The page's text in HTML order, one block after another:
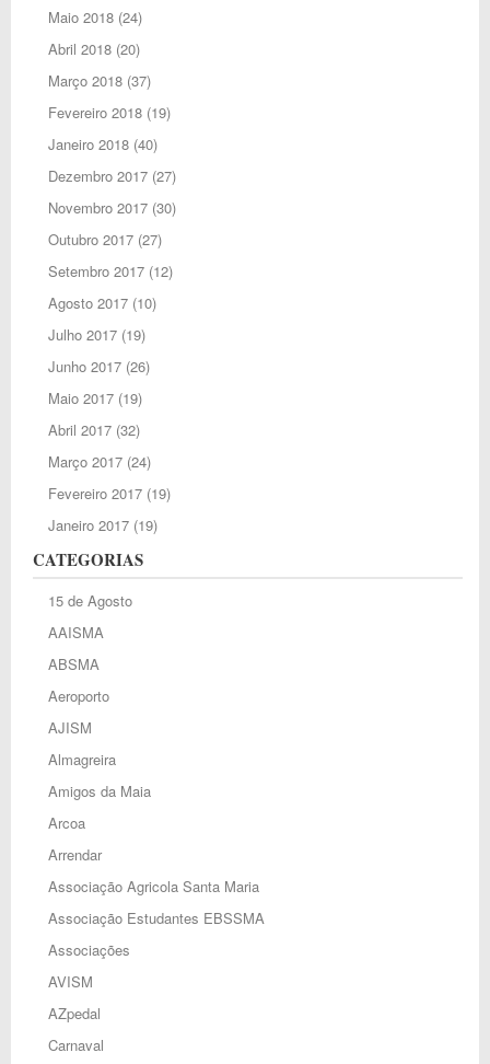
Maio 2018(24)
Abril 2018(20)
Março 2018(37)
Fevereiro 2018(19)
Janeiro 2018(40)
Dezembro 2017(27)
Novembro 2017(30)
Outubro 2017(27)
Setembro 2017(12)
Agosto 2017(10)
Julho 2017(19)
Junho 2017(26)
Maio 2017(19)
Abril 2017(32)
Março 2017(24)
Fevereiro 2017(19)
Janeiro 2017(19)
CATEGORIAS
15 de Agosto
AAISMA
ABSMA
Aeroporto
AJISM
Almagreira
Amigos da Maia
Arcoa
Arrendar
Associação Agricola Santa Maria
Associação Estudantes EBSSMA
Associações
AVISM
AZpedal
Carnaval